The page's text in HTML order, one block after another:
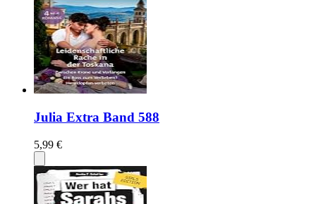
Julia Extra Band 588
5,99 €